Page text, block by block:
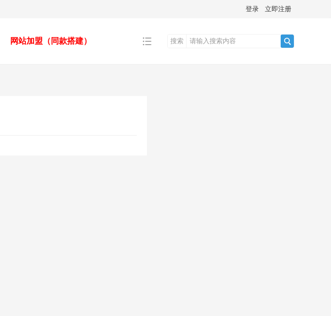
登录 立即注册
网站加盟（同款搭建）
搜索